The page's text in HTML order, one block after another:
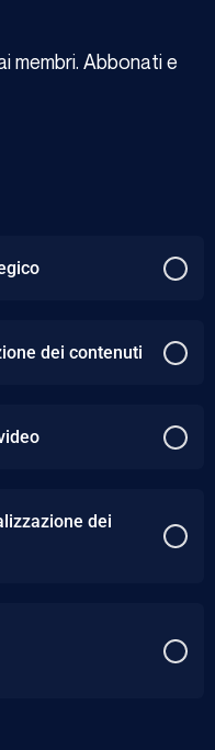
membri. Abbonati e
dei contenuti
dei